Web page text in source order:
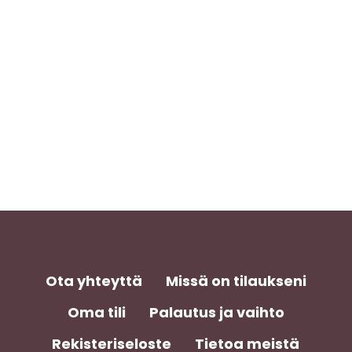
Ota yhteyttä
Missä on tilaukseni
Oma tili
Palautus ja vaihto
Rekisteriseloste
Tietoa meistä